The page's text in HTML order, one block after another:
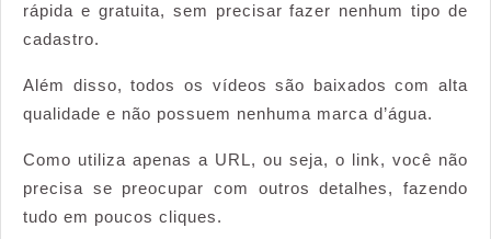
rápida e gratuita, sem precisar fazer nenhum tipo de
cadastro.
Além disso, todos os vídeos são baixados com alta
qualidade e não possuem nenhuma marca d’água.
Como utiliza apenas a URL, ou seja, o link, você não
precisa se preocupar com outros detalhes, fazendo
tudo em poucos cliques.